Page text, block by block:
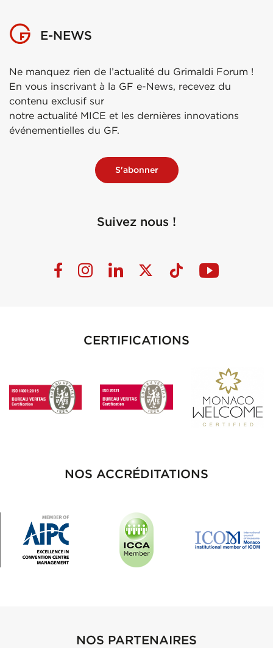
E-NEWS
Ne manquez rien de l’actualité du Grimaldi Forum !
En vous inscrivant à la GF e-News, recevez du
contenu exclusif sur
notre actualité MICE et les dernières innovations
événementielles du GF.
S'abonner
Suivez nous !
CERTIFICATIONS
NOS ACCRÉDITATIONS
NOS PARTENAIRES